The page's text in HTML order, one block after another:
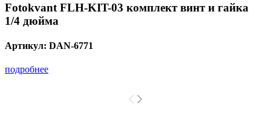
Fotokvant FLH-KIT-03 комплект винт и гайка
1/4 дюйма
Артикул: DAN-6771
подробнее